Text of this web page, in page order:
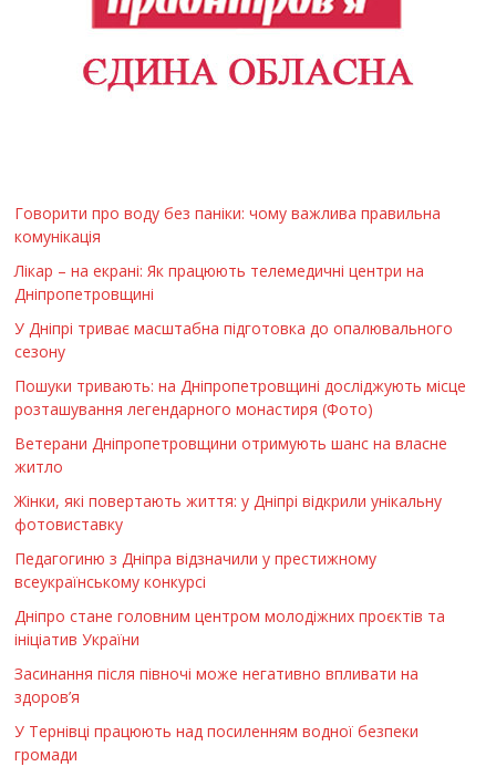
Говорити про воду без паніки: чому важлива правильна
комунікація
Лікар – на екрані: Як працюють телемедичні центри на
Дніпропетровщині
У Дніпрі триває масштабна підготовка до опалювального
сезону
Пошуки тривають: на Дніпропетровщині досліджують місце
розташування легендарного монастиря (Фото)
Ветерани Дніпропетровщини отримують шанс на власне
житло
Жінки, які повертають життя: у Дніпрі відкрили унікальну
фотовиставку
Педагогиню з Дніпра відзначили у престижному
всеукраїнському конкурсі
Дніпро стане головним центром молодіжних проєктів та
ініціатив України
Засинання після півночі може негативно впливати на
здоров’я
У Тернівці працюють над посиленням водної безпеки
громади